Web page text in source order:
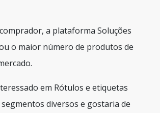
a plataforma Soluções
o maior número de produtos de
em Rótulos e etiquetas
diversos e gostaria de